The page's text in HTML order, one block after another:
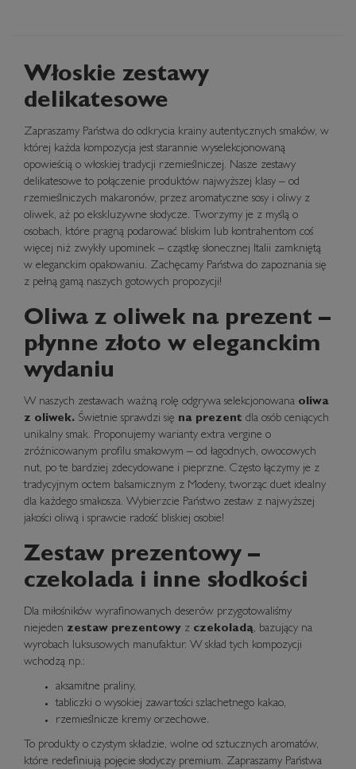
Włoskie zestawy
delikatesowe
Zapraszamy Państwa do odkrycia krainy autentycznych smaków, w
której każda kompozycja jest starannie wyselekcjonowaną
opowieścią o włoskiej tradycji rzemieślniczej. Nasze zestawy
delikatesowe to połączenie produktów najwyższej klasy – od
rzemieślniczych makaronów, przez aromatyczne sosy i oliwy z
oliwek, aż po ekskluzywne słodycze. Tworzymy je z myślą o
osobach, które pragną podarować bliskim lub kontrahentom coś
więcej niż zwykły upominek – cząstkę słonecznej Italii zamkniętą
w eleganckim opakowaniu. Zachęcamy Państwa do zapoznania się
z pełną gamą naszych gotowych propozycji!
Oliwa z oliwek na prezent –
płynne złoto w eleganckim
wydaniu
W naszych zestawach ważną rolę odgrywa selekcjonowana oliwa
z oliwek. Świetnie sprawdzi się na prezent dla osób ceniących
unikalny smak. Proponujemy warianty extra vergine o
zróżnicowanym profilu smakowym – od łagodnych, owocowych
nut, po te bardziej zdecydowane i pieprzne. Często łączymy je z
tradycyjnym octem balsamicznym z Modeny, tworząc duet idealny
dla każdego smakosza. Wybierzcie Państwo zestaw z najwyższej
jakości oliwą i sprawcie radość bliskiej osobie!
Zestaw prezentowy –
czekolada i inne słodkości
Dla miłośników wyrafinowanych deserów przygotowaliśmy
niejeden zestaw prezentowy z czekoladą, bazujący na
wyrobach luksusowych manufaktur. W skład tych kompozycji
wchodzą np.:
aksamitne praliny,
tabliczki o wysokiej zawartości szlachetnego kakao,
rzemieślnicze kremy orzechowe.
To produkty o czystym składzie, wolne od sztucznych aromatów,
które redefiniują pojęcie słodyczy premium. Zapraszamy Państwa